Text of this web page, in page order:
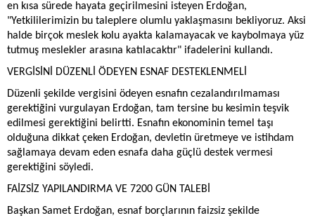
en kısa sürede hayata geçirilmesini isteyen Erdoğan,
"Yetkililerimizin bu taleplere olumlu yaklaşmasını bekliyoruz. Aksi
halde birçok meslek kolu ayakta kalamayacak ve kaybolmaya yüz
tutmuş meslekler arasına katılacaktır" ifadelerini kullandı.
VERGİSİNİ DÜZENLİ ÖDEYEN ESNAF DESTEKLENMELİ
Düzenli şekilde vergisini ödeyen esnafın cezalandırılmaması
gerektiğini vurgulayan Erdoğan, tam tersine bu kesimin teşvik
edilmesi gerektiğini belirtti. Esnafın ekonominin temel taşı
olduğuna dikkat çeken Erdoğan, devletin üretmeye ve istihdam
sağlamaya devam eden esnafa daha güçlü destek vermesi
gerektiğini söyledi.
FAİZSİZ YAPILANDIRMA VE 7200 GÜN TALEBİ
Başkan Samet Erdoğan, esnaf borçlarının faizsiz şekilde